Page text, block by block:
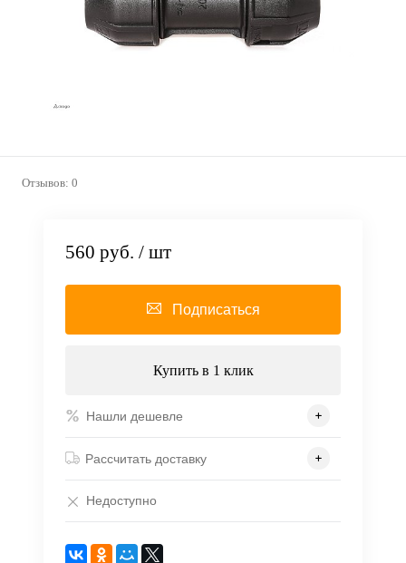
Отзывов: 0
560 руб. / шт
Подписаться
Купить в 1 клик
Нашли дешевле
Рассчитать доставку
Недоступно